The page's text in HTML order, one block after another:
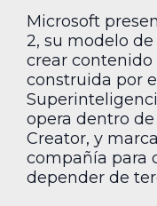
Microsoft
2, su modelo
crear contenido
construida por
opera dentro
Creator, y
compañía para
depender de